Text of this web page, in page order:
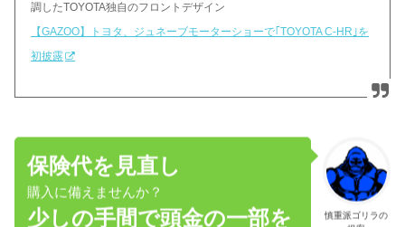
調したTOYOTA独自のフロントデザイン
【GAZOO】トヨタ、ジュネーブモーターショーで｢TOYOTA C-HR｣を
初披露
提案
保険代を見直し
購入に備えませんか？
少しの手間で頭金の一部を